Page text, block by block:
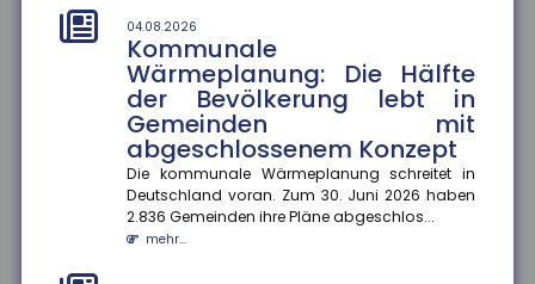
04.08.2026
Kommunale
Wärmeplanung: Die Hälfte
der Bevölkerung lebt in
Gemeinden mit
abgeschlossenem Konzept
Die kommunale Wärmeplanung schreitet in
Deutschland voran. Zum 30. Juni 2026 haben
2.836 Gemeinden ihre Pläne abgeschlos...
mehr...
Ab dem 2. August 2026 müssen Unternehmen in
Deutschland KI-generierte Inhalte wie Videos, Audios,
Bilder oder Texte als...
mehr...
01.08.2026
Recht auf Ganztagsbetreuung
für Grundschulkinder
Ab dem 1. August 2026 haben Erstklässler einen
gesetzlichen Anspruch auf Ganztagsbetreuung.